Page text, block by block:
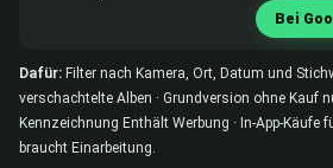
Bei
Dafür: Filter nach Kamera, Ort, Datum und
verschachtelte Alben · Grundversion ohne Kauf
Kennzeichnung Enthält Werbung · In-App-Käufe
braucht Einarbeitung.